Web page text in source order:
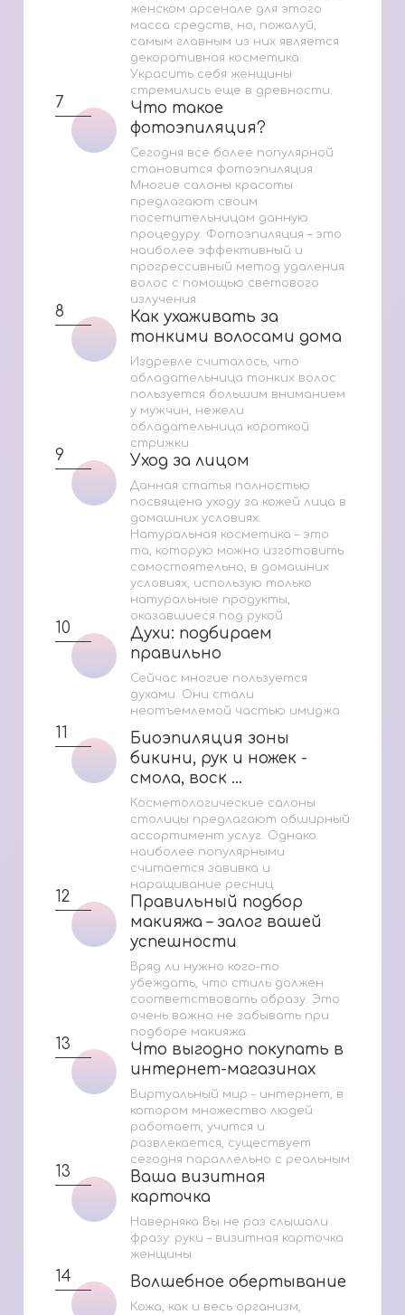
женском арсенале для этого
масса средств, но, пожалуй,
самым главным из них является
декоративная косметика.
Украсить себя женщины
стремились еще в древности.
7
Что такое
фотоэпиляция?
Что такое
фотоэпиляция?
Сегодня все более популярной
становится фотоэпиляция.
Многие салоны красоты
предлагают своим
посетительницам данную
процедуру. Фотоэпиляция – это
наиболее эффективный и
прогрессивный метод удаления
волос с помощью светового
излучения.
8
Как ухаживать за
тонкими волосами дома
Как ухаживать за
тонкими волосами дома
Издревле считалось, что
обладательница тонких волос
пользуется большим вниманием
у мужчин, нежели
обладательница короткой
стрижки.
9 Уход за лицом
Уход за лицом
Данная статья полностью
посвящена уходу за кожей лица в
домашних условиях.
Натуральная косметика – это
та, которую можно изготовить
самостоятельно, в домашних
условиях, использую только
натуральные продукты,
оказавшиеся под рукой.
10
Духи: подбираем
правильно
Духи: подбираем
правильно
Сейчас многие пользуется
духами. Они стали
неотъемлемой частью имиджа.
11
Биоэпиляция зоны
бикини, рук и ножек -
смола, воск ...
Биоэпиляция зоны
бикини, рук и ножек -
смола, воск ...
Косметологические салоны
столицы предлагают обширный
ассортимент услуг. Однако
наиболее популярными
считается завивка и
наращивание ресниц
12
Правильный подбор
макияжа – залог вашей
успешности
Правильный подбор
макияжа – залог вашей
успешности
Вряд ли нужно кого-то
убеждать, что стиль должен
соответствовать образу. Это
очень важно не забывать при
подборе макияжа.
13
Что выгодно покупать в
интернет-магазинах
Что выгодно покупать в
интернет-магазинах
Виртуальный мир - интернет, в
котором множество людей
работает, учится и
развлекается, существует
сегодня параллельно с реальным
13
Ваша визитная
карточка
Ваша визитная
карточка
Наверняка Вы не раз слышали
фразу: руки – визитная карточка
женщины.
14 Волшебное обертывание
Волшебное обертывание
Кожа, как и весь организм,